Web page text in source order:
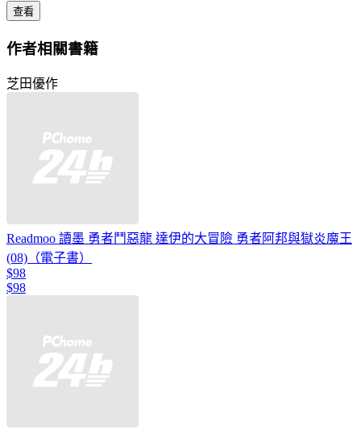
查看
作者相關書籍
芝田優作
Readmoo 讀墨 勇者鬥惡龍 達伊的大冒險 勇者阿邦與獄炎魔王
(08)（電子書）
$98
$98